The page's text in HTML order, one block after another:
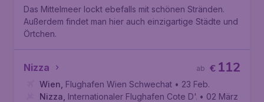
Das Mittelmeer lockt ebefalls mit schönen Stränden.
Außerdem findet man hier auch einzigartige Städte und
Örtchen.
Nizza € 112
ab
Wien Flughafen Wien Schwechat • 23 Feb.
Nizza Internationaler Flughafen Cote D'Azur• 02 März